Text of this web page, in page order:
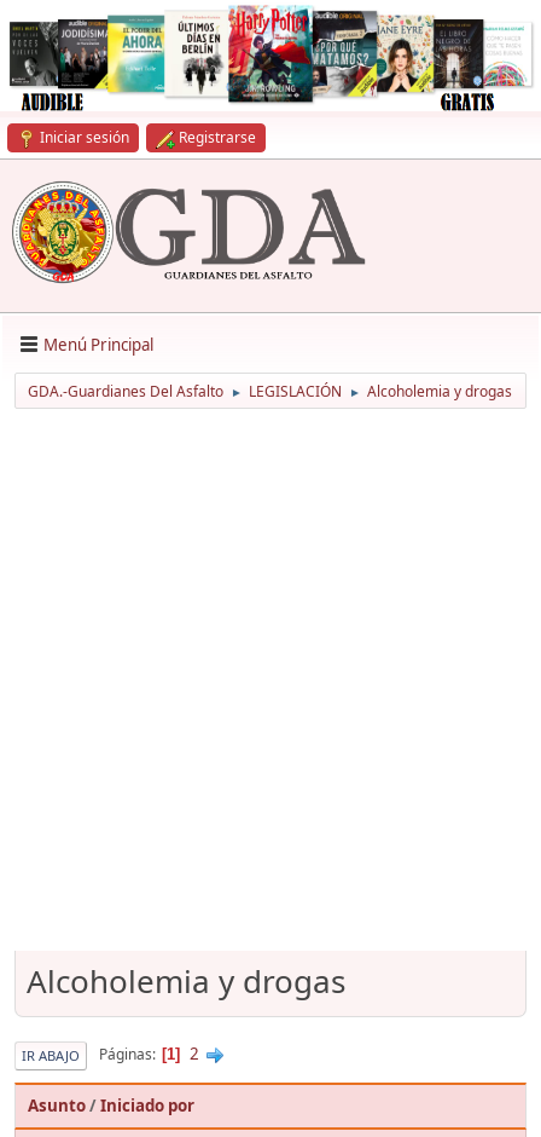
Iniciar sesión Registrarse
Menú Principal
GDA.-Guardianes Del Asfalto ► LEGISLACIÓN ► Alcoholemia y drogas
Alcoholemia y drogas
IR ABAJO Páginas 1 2
Asunto/Iniciado por